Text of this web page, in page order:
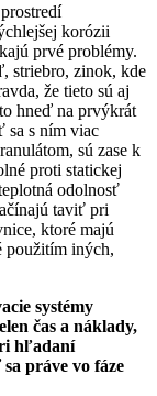
korózii
prvé problémy.
striebro, zinok, kde
že tieto sú aj
hneď na prvýkrát
sa s ním viac
sú zase k
proti statickej
odolnosť
taviť pri
ktoré majú
použitím iných,
systémy
čas a náklady,
hľadaní
práve vo fáze